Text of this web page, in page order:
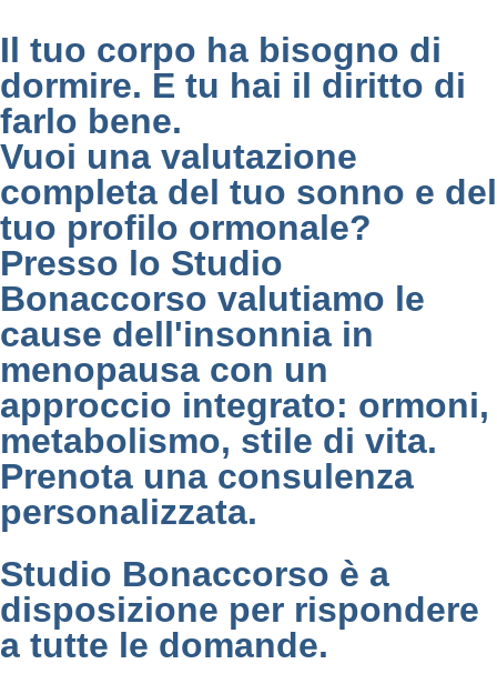
Il tuo corpo ha bisogno di
dormire. E tu hai il diritto di
farlo bene.
Vuoi una valutazione
completa del tuo sonno e del
tuo profilo ormonale?
Presso lo Studio
Bonaccorso valutiamo le
cause dell'insonnia in
menopausa con un
approccio integrato: ormoni,
metabolismo, stile di vita.
Prenota una consulenza
personalizzata.
Studio Bonaccorso è a
disposizione per rispondere
a tutte le domande.